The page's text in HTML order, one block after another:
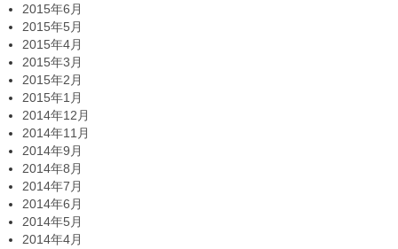
2015年6月
2015年5月
2015年4月
2015年3月
2015年2月
2015年1月
2014年12月
2014年11月
2014年9月
2014年8月
2014年7月
2014年6月
2014年5月
2014年4月